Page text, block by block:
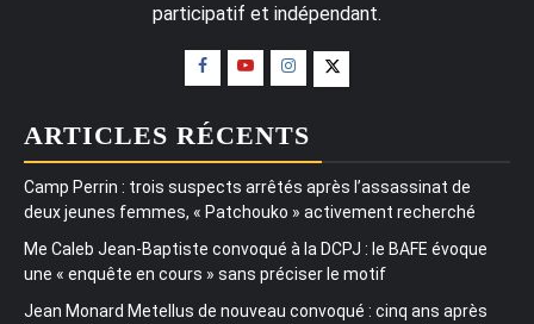
participatif et indépendant.
ARTICLES RÉCENTS
Camp Perrin : trois suspects arrêtés après l’assassinat de
deux jeunes femmes, « Patchouko » activement recherché
Me Caleb Jean-Baptiste convoqué à la DCPJ : le BAFE évoque
une « enquête en cours » sans préciser le motif
Jean Monard Metellus de nouveau convoqué : cinq ans après